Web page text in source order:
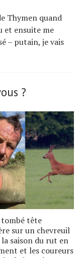
Thymen quand
et ensuite me
– putain, je vais
?
tombé tête
sur un chevreuil
saison du rut en
et les coureurs